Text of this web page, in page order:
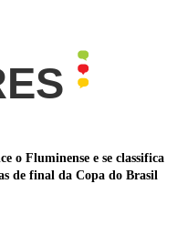
o Fluminense e se classifica
de final da Copa do Brasil